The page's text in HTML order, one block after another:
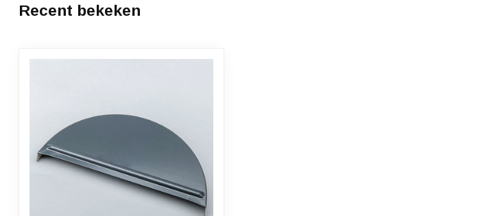
Recent bekeken